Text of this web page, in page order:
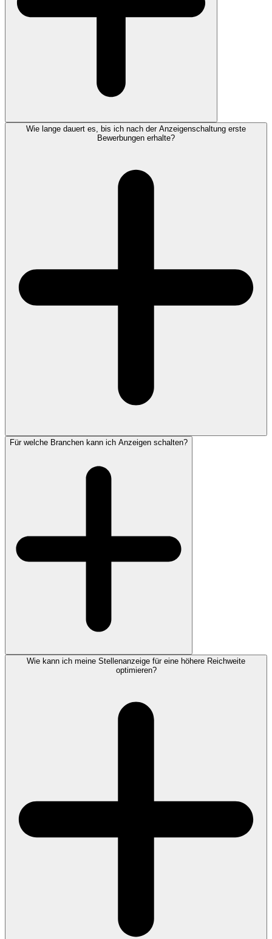
Wie lange dauert es, bis ich nach der Anzeigenschaltung erste
Bewerbungen erhalte?
Für welche Branchen kann ich Anzeigen schalten?
Wie kann ich meine Stellenanzeige für eine höhere Reichweite
optimieren?